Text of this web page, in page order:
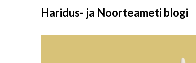
Haridus- ja Noorteameti blogi